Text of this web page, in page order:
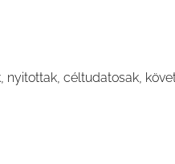
céltudatosak,